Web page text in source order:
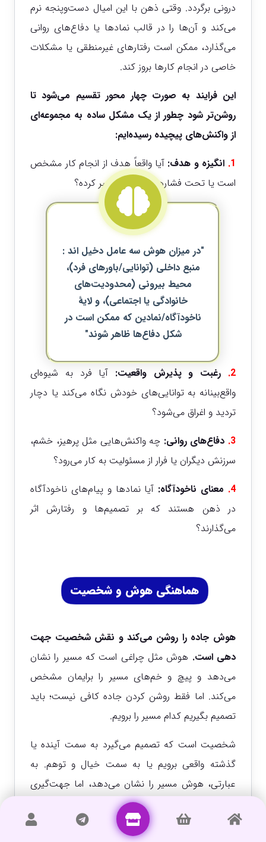
درونی برگردد. وقتی ذهن با این امیال دست‌وپنجه نرم
می‌کند و آن‌ها را در قالب نمادها یا دفاع‌های روانی
می‌گذارد، ممکن است رفتارهای غیرمنطقی یا مشکلات
خاصی در انجام کارها بروز کند.
این فرایند به صورت چهار محور تقسیم می‌شود تا
روشن‌تر شود چطور از یک مشکل ساده به مجموعه‌ای
از واکنش‌های پیچیده رسیده‌ایم:
1. انگیزه و هدف: آیا واقعاً هدف از انجام کار مشخص
است یا تحت فشارهای بیرونی تغییر کرده؟
"در میزان هوش سه عامل دخیل اند :
منبع داخلی (توانایی/باورهای فرد)،
محیط بیرونی (محدودیت‌های
خانوادگی یا اجتماعی)، و لایهٔ
ناخودآگاه/نمادین که ممکن است در
شکل دفاع‌ها ظاهر شوند"
2. رغبت و پذیرش واقعیت: آیا فرد به شیوه‌ای
واقع‌بینانه به توانایی‌های خودش نگاه می‌کند یا دچار
تردید و اغراق می‌شود؟
3. دفاع‌های روانی: چه واکنش‌هایی مثل پرهیز، خشم،
سرزنش دیگران یا فرار از مسئولیت به کار می‌رود؟
4. معنای ناخودآگاه: آیا نمادها و پیام‌های ناخودآگاه
در ذهن هستند که بر تصمیم‌ها و رفتارش اثر
می‌گذارند؟
هماهنگی هوش و شخصیت
هوش جاده را روشن می‌کند و نقش شخصیت جهت
دهی است. هوش مثل چراغی است که مسیر را نشان
می‌دهد و پیچ و خم‌های مسیر را برایمان مشخص
می‌کند. اما فقط روشن کردن جاده کافی نیست؛ باید
تصمیم بگیریم کدام مسیر را برویم.
شخصیت است که تصمیم می‌گیرد به سمت آینده یا
گذشته واقعی برویم یا به سمت خیال و توهم. به
عبارتی، هوش مسیر را نشان می‌دهد، اما جهت‌گیری
نهایی به عهده شخصیت است.